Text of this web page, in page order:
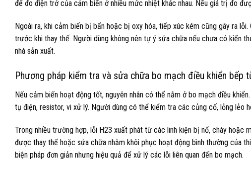
để đo điện trở của cảm biến ở nhiều mức nhiệt khác nhau. Nếu giá trị đo
Ngoài ra, khi cảm biến bị bẩn hoặc bị oxy hóa, tiếp xúc kém cũng gây ra
trước khi thay thế. Người dùng không nên tự ý sửa chữa nếu chưa có kiến
nhà sản xuất.
Phương pháp kiểm tra và sửa chữa bo mạch điều khiển bếp
Nếu cảm biến hoạt động tốt, nguyên nhân có thể nằm ở bo mạch điều
tụ điện, resistor, vi xử lý. Người dùng có thể kiểm tra các củng cố, lỏng lẻo
Trong nhiều trường hợp, lỗi H23 xuất phát từ các linh kiện bị nổ, cháy
được thay thế hoặc sửa chữa nhằm khôi phục hoạt động bình thường của
biện pháp đơn giản nhưng hiệu quả để xử lý các lỗi liên quan đến bo mạch.